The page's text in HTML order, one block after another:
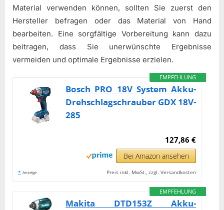
Material verwenden können, sollten Sie zuerst den
Hersteller befragen oder das Material von Hand
bearbeiten. Eine sorgfältige Vorbereitung kann dazu
beitragen, dass Sie unerwünschte Ergebnisse
vermeiden und optimale Ergebnisse erzielen.
EMPFEHLUNG
Bosch PRO 18V System Akku-
Drehschlagschrauber GDX 18V-
285
127,86 €
Bei Amazon ansehen
* Anzeige Preis inkl. MwSt., zzgl. Versandkosten
EMPFEHLUNG
Makita DTD153Z Akku-